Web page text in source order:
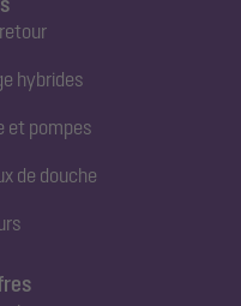
hybrides
et pompes
de douche